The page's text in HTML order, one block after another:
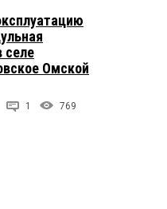
селе
Омской
1 769